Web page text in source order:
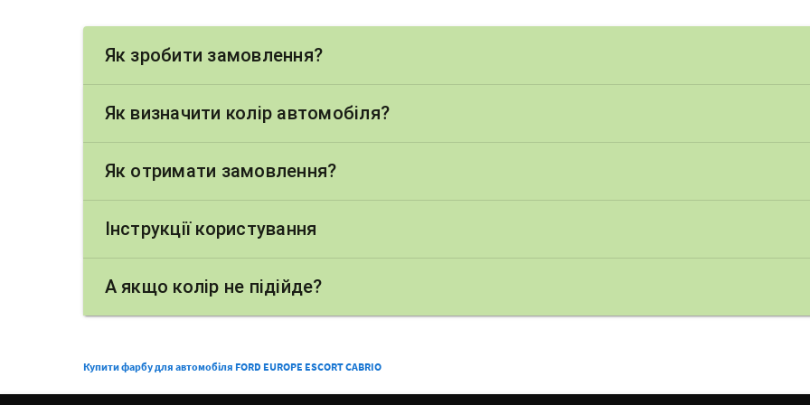
Як зробити замовлення?
Як визначити колір автомобіля?
Як отримати замовлення?
Інструкції користування
А якщо колір не підійде?
Купити фарбу для автомобіля FORD EUROPE ESCORT CABRIO